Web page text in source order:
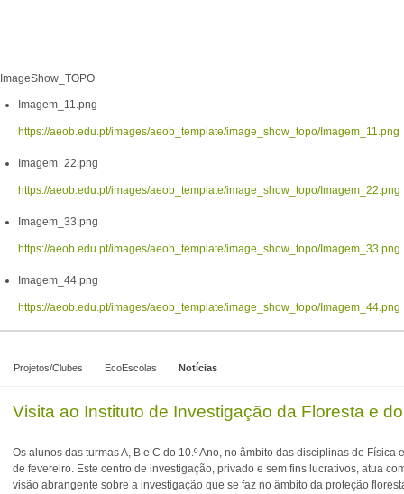
ImageShow_TOPO
Imagem_11.png
https://aeob.edu.pt/images/aeob_template/image_show_topo/Imagem_11.png
Imagem_22.png
https://aeob.edu.pt/images/aeob_template/image_show_topo/Imagem_22.png
Imagem_33.png
https://aeob.edu.pt/images/aeob_template/image_show_topo/Imagem_33.png
Imagem_44.png
https://aeob.edu.pt/images/aeob_template/image_show_topo/Imagem_44.png
Projetos/Clubes EcoEscolas Notícias
Visita ao Instituto de Investigação da Floresta e
Os alunos das turmas A, B e C do 10.º Ano, no âmbito das disciplinas de
de fevereiro. Este centro de investigação, privado e sem fins lucrativos, atua
visão abrangente sobre a investigação que se faz no âmbito da proteção